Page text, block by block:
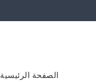
الصفحة الرئيسية